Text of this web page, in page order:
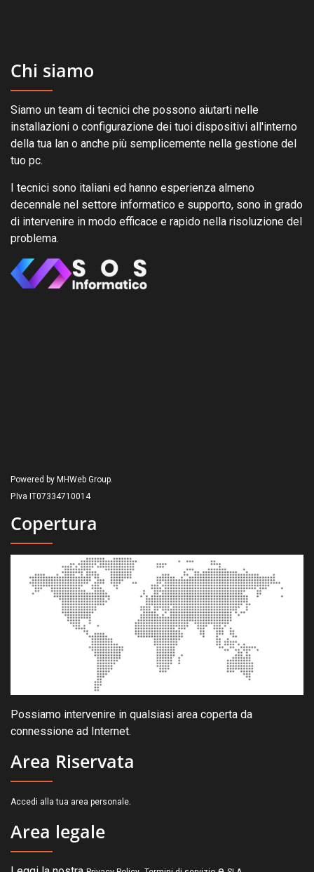
Chi siamo
Siamo un team di tecnici che possono aiutarti nelle
installazioni o configurazione dei tuoi dispositivi all'interno
della tua lan o anche più semplicemente nella gestione del
tuo pc.
I tecnici sono italiani ed hanno esperienza almeno
decennale nel settore informatico e supporto, sono in grado
di intervenire in modo efficace e rapido nella risoluzione del
problema.
Powered by MHWeb Group.
P.Iva IT07334710014
Copertura
Possiamo intervenire in qualsiasi area coperta da
connessione ad Internet.
Area Riservata
Accedi alla tua area personale.
Area legale